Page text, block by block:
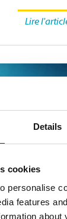
Details
cookies
personalise
features
about
Lire